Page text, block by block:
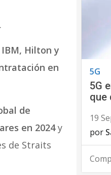
IBM, Hilton y
en
de
en 2024y
de Straits
5G
5G
que
19
por